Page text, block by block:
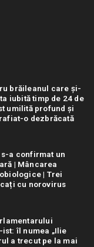
brăileanul care și-
iubită timp de 24 de
umilită profund și
o dezbrăcată
s-a confirmat un
| Mâncarea
| Trei
cu norovirus
îl numea „Ilie
a trecut pe la mai